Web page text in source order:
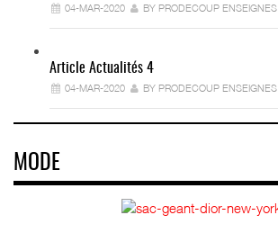
04-MAR-2020 BY PRODECOUP ENSEIGNES
Article Actualités 4
04-MAR-2020 BY PRODECOUP ENSEIGNES
MODE